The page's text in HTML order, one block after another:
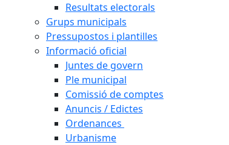
Resultats electorals
Grups municipals
Pressupostos i plantilles
Informació oficial
Juntes de govern
Ple municipal
Comissió de comptes
Anuncis / Edictes
Ordenances
Urbanisme